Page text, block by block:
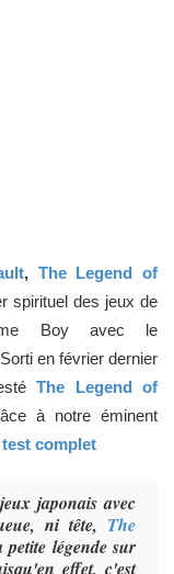
, TheLegend of
spirituel des jeux de
Boy avec le
Sorti en février dernier
The Legend of
à notre éminent
complet
japonais avec
ni tête, The
petite légende sur
effet, c'est